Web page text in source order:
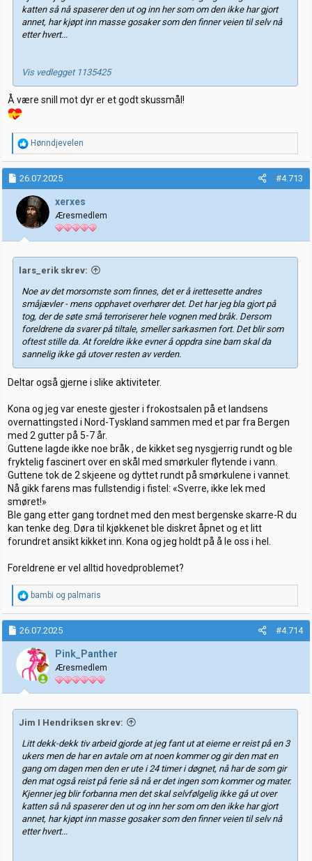
katten så nå spaserer den ut og inn her som om den ikke har gjort
annet, har kjøpt inn masse gosaker som den finner veien til selv nå
etter hvert...
Vis vedlegget 1135425
Å være snill mot dyr er et godt skussmål!
R
e
a
k
s
j
o
n
e
r
Hønndjevelen
26.07.2025 #4.713
xerxes
Æresmedlem
lars_erik skrev:
Noe av det morsomste som finnes, det er å irettesette andres
småjævler - mens opphavet overhører det. Det har jeg bla gjort på
tog, der de søte små terroriserer hele vognen med bråk. Dersom
foreldrene da svarer på tiltale, smeller sarkasmen fort. Det blir som
oftest stille da. At foreldre ikke evner å oppdra sine barn skal da
sannelig ikke gå utover resten av verden.
Deltar også gjerne i slike aktiviteter.
Kona og jeg var eneste gjester i frokostsalen på et landsens
overnattingsted i Nord-Tyskland sammen med et par fra Bergen
med 2 gutter på 5-7 år.
Guttene lagde ikke noe bråk , de kikket seg nysgjerrig rundt og ble
fryktelig fascinert over en skål med smørkuler flytende i vann.
Guttene tok de 2 skjeene og dyttet rundt på smørkulene i vannet.
Nå gikk farens mas fullstendig i fistel: «Sverre, ikke lek med
smøret!»
Ble gang etter gang tordnet med den mest bergenske skarre-R du
kan tenke deg. Døra til kjøkkenet ble diskret åpnet og et litt
forundret ansikt kikket inn. Kona og jeg holdt på å le oss i hel.
Foreldrene er vel alltid hovedproblemet?
R
e
a
k
s
j
o
n
e
r
bambi og palmaris
26.07.2025 #4.714
Pink_Panther
Æresmedlem
Jim I Hendriksen skrev:
Litt dekk-dekk tiv arbeid gjorde at jeg fant ut at eierne er reist på en 3
ukers men de har en avtale om at noen kommer og gir den mat en
gang om dagen men den er ute i 24 timer i døgnet, nå har de som gir
den mat også reist på ferie så nå er det ingen som kommer og mater.
Kjenner jeg blir forbanna men det skal selvfølgelig ikke gå ut over
katten så nå spaserer den ut og inn her som om den ikke har gjort
annet, har kjøpt inn masse gosaker som den finner veien til selv nå
etter hvert...